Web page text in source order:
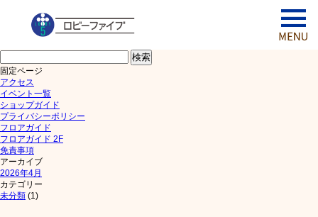
索:
固定ページ
アクセス
イベント一覧
ショップガイド
プライバシーポリシー
フロアガイド
フロアガイド 2F
免責事項
アーカイブ
2026年4月
カテゴリー
未分類 (1)